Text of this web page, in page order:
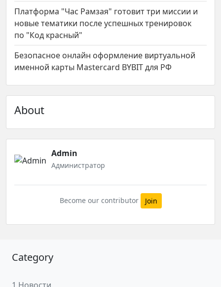
Платформа "Час Рамзая" готовит три миссии и
новые тематики после успешных тренировок
по "Код красный"
Безопасное онлайн оформление виртуальной
именной карты Mastercard BYBIT для РФ
About
Admin
Администратор
Become our contributor Join
Category